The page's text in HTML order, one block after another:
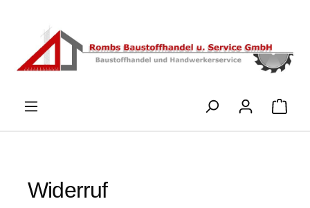
Widerruf